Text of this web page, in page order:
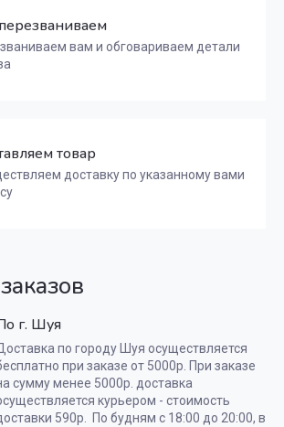
вам и обговариваем детали
товар
доставку по указанному вами
г. Шуя
по городу Шуя осуществляется
при заказе от 5000р. При заказе
сумму менее 5000р. доставка
курьером - стоимость
590р. По будням с 18:00 до 20:00, в